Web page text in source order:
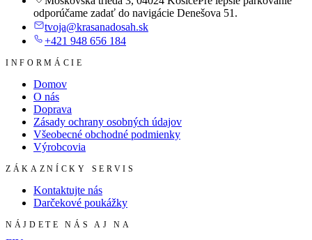
odporúčame zadať do navigácie Denešova 51.
tvoja@krasanadosah.sk
+421 948 656 184
INFORMÁCIE
Domov
O nás
Doprava
Zásady ochrany osobných údajov
Všeobecné obchodné podmienky
Výrobcovia
ZÁKAZNÍCKY SERVIS
Kontaktujte nás
Darčekové poukážky
NÁJDETE NÁS AJ NA